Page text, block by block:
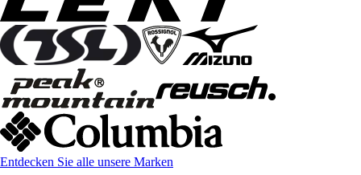
Entdecken Sie alle unsere Marken